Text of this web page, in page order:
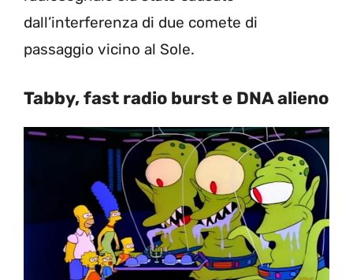
dall’interferenza di due comete di
passaggio vicino al Sole.
Tabby, fast radio burst e DNA alieno